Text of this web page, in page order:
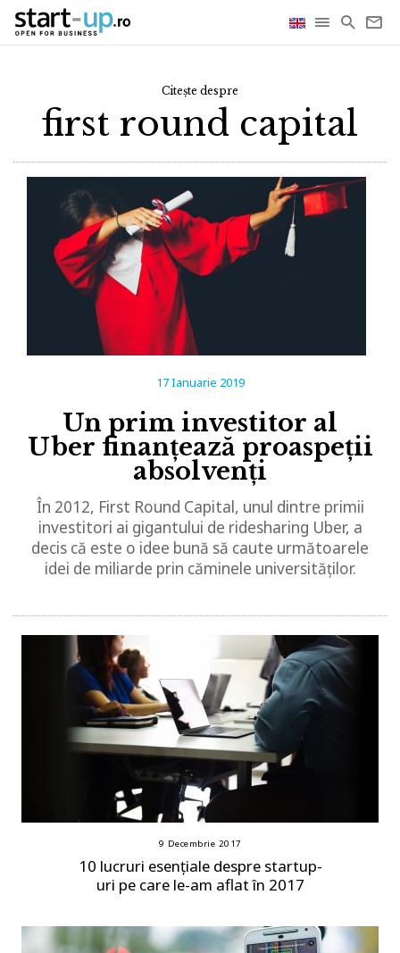
Citește despre
first round capital
17 Ianuarie 2019
Un prim investitor al
Uber finanțează proaspeții
absolvenți
În 2012, First Round Capital, unul dintre primii
investitori ai gigantului de ridesharing Uber, a
decis că este o idee bună să caute următoarele
idei de miliarde prin căminele universităților.
9 Decembrie 2017
10 lucruri esențiale despre startup-
uri pe care le-am aflat în 2017